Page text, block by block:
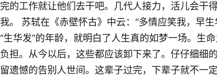
完的工作就让他们去干吧。几代人接力，活儿会干
我。 苏轼在《赤壁怀古》中云：“多情应笑我，早
“生华发”的年龄，就明白了人生真的如梦一场。生
负担。从今以后，这些都应该卸下来了。仔仔细细
留遗憾的告别人世间。这辈子过完，下辈子就不一